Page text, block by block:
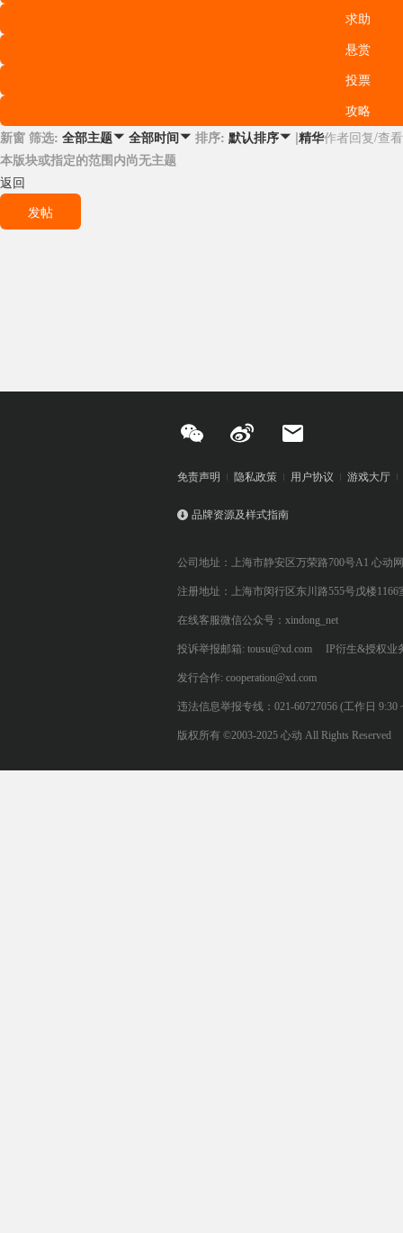
求助
悬赏
投票
攻略
新窗 筛选: 全部主题 全部时间  排序: 默认排序 |精华作者回复/查看
本版块或指定的范围内尚无主题
返回
发帖
免责声明 隐私政策 用户协议 游戏大厅
品牌资源及样式指南
公司地址：上海市静安区万荣路700号A1 心动
注册地址：上海市闵行区东川路555号戊楼1166
在线客服微信公众号：xindong_net
投诉举报邮箱: tousu@xd.com IP衍生&授权业
发行合作: cooperation@xd.com
违法信息举报专线：021-60727056 (工作日 9:30
版权所有 ©2003-2025 心动 All Rights Reserved